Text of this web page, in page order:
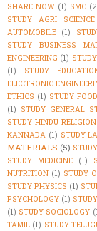
SHARE NOW (1) SMC
STUDY AGRI SCIENCE
AUTOMOBILE (1)
STUDY BUSINESS
ENGINEERING (1)
(1)
STUDY
ELECTRONIC
ETHICS (1) STUDY
(1) STUDY GENERAL
STUDY HINDU RELIGION
KANNADA (1) STUDY
MATERIALS (5)
STUDY MEDICINE
(1)
NUTRITION (1) STUDY
STUDY PHYSICS (1)
PSYCHOLOGY (1)
(1) STUDY SOCIOLOGY
TAMIL (1) STUDY